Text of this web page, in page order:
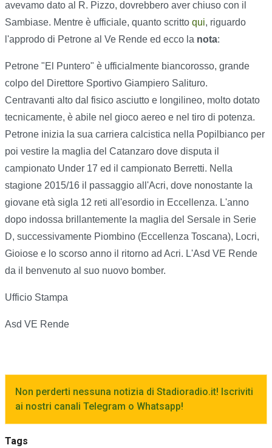
avevamo dato al R. Pizzo, dovrebbero aver chiuso con il
Sambiase. Mentre è ufficiale, quanto scritto qui, riguardo
l'approdo di Petrone al Ve Rende ed ecco la nota:
Petrone "El Puntero" è ufficialmente biancorosso, grande
colpo del Direttore Sportivo Giampiero Salituro.
Centravanti alto dal fisico asciutto e longilineo, molto dotato
tecnicamente, è abile nel gioco aereo e nel tiro di potenza.
Petrone inizia la sua carriera calcistica nella Popilbianco per
poi vestire la maglia del Catanzaro dove disputa il
campionato Under 17 ed il campionato Berretti. Nella
stagione 2015/16 il passaggio all'Acri, dove nonostante la
giovane età sigla 12 reti all'esordio in Eccellenza. L'anno
dopo indossa brillantemente la maglia del Sersale in Serie
D, successivamente Piombino (Eccellenza Toscana), Locri,
Gioiose e lo scorso anno il ritorno ad Acri. L'Asd VE Rende
da il benvenuto al suo nuovo bomber.
Ufficio Stampa
Asd VE Rende
Non perderti nessuna notizia di Stadioradio.it! Iscriviti
ai nostri canali Telegram o Whatsapp!
Tags